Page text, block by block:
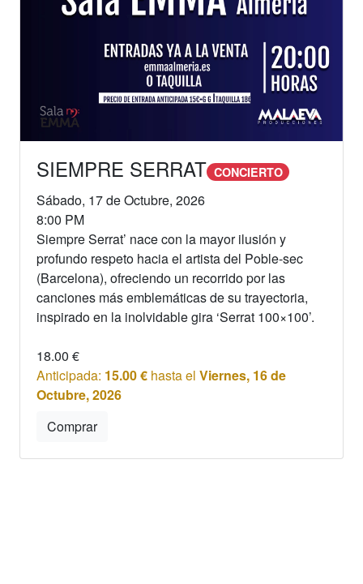
SIEMPRE SERRAT CONCIERTO
Sábado, 17 de Octubre, 2026
8:00 PM
Siempre Serrat’ nace con la mayor ilusión y
profundo respeto hacia el artista del Poble-sec
(Barcelona), ofreciendo un recorrido por las
canciones más emblemáticas de su trayectoria,
inspirado en la inolvidable gira ‘Serrat 100×100’.
18.00 €
Anticipada: 15.00€ hasta el Viernes, 16 de
Octubre, 2026
Comprar